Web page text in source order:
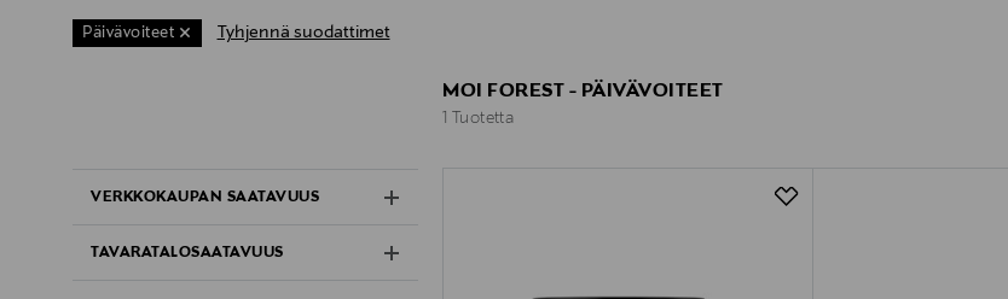
Päivävoiteet Tyhjennä suodattimet
VERKKOKAUPAN SAATAVUUS
TAVARATALOSAATAVUUS
MOI FOREST - PÄIVÄVOITEET
1 Tuotetta